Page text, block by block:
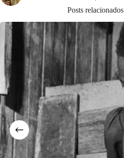
Posts relacionados